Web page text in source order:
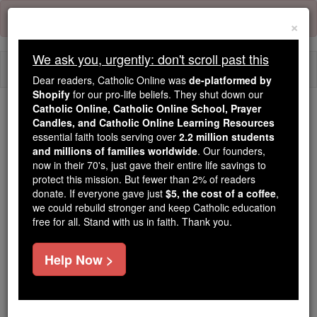
Skip
content
Trending:
Daily Reading for Thursday, October ...
Today's Reading The Mysteries of the Rosary
2 Coríntios - Capítulo 3
2 Coríntios ⌄
Estamos começando a nos recomendar a você de
×
We ask you, urgently: don't scroll past this
Dear readers, Catholic Online was de-platformed by
Shopify for our pro-life beliefs. They shut down our
Catholic Online, Catholic Online School, Prayer
Candles, and Catholic Online Learning Resources
essential faith tools serving over 2.2 million students
and millions of families worldwide. Our founders,
now in their 70's, just gave their entire life savings to
protect this mission. But fewer than 2% of readers
donate. If everyone gave just $5, the cost of a coffee,
we could rebuild stronger and keep Catholic education
free for all. Stand with us in faith. Thank you.
Help Now >